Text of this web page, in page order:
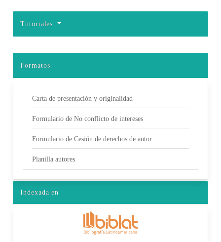
Tutoriales
Formatos
Carta de presentación y originalidad
Formulario de No conflicto de intereses
Formulario de Cesión de derechos de autor
Planilla autores
Indexada en